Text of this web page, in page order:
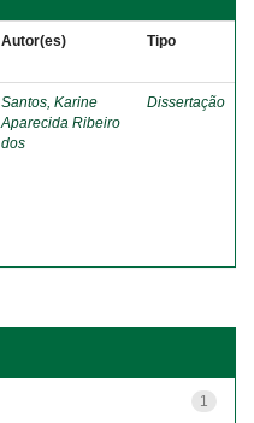
Autor(es) Tipo
Santos, Karine
Aparecida Ribeiro
dos
Dissertação
1